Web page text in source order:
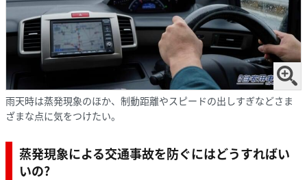
雨天時は蒸発現象のほか、制動距離やスピードの出しすぎなどさま
ざまな点に気をつけたい。
蒸発現象による交通事故を防ぐにはどうすればい
いの?